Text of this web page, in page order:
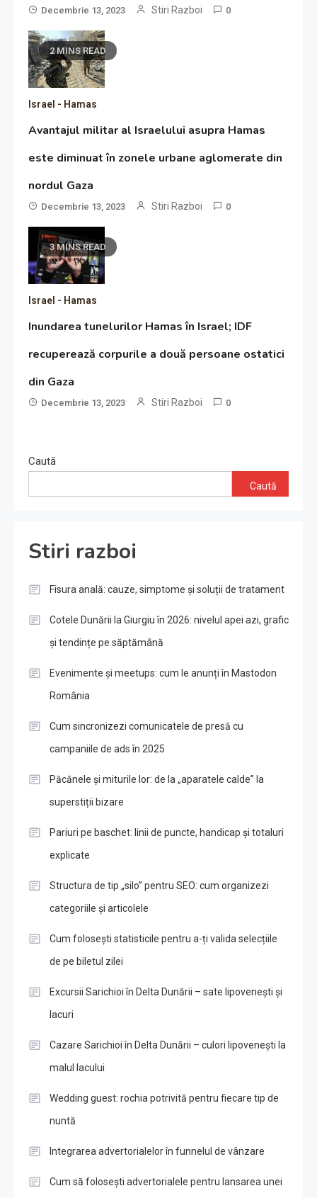
Decembrie 13, 2023 Stiri Razboi 0
2 MINS READ
Israel - Hamas
Avantajul militar al Israelului asupra Hamas
este diminuat în zonele urbane aglomerate din
nordul Gaza
Decembrie 13, 2023 Stiri Razboi 0
3 MINS READ
Israel - Hamas
Inundarea tunelurilor Hamas în Israel; IDF
recuperează corpurile a două persoane ostatici
din Gaza
Decembrie 13, 2023 Stiri Razboi 0
Caută
Caută
Stiri razboi
Fisura anală: cauze, simptome și soluții de tratament
Cotele Dunării la Giurgiu în 2026: nivelul apei azi, grafic
și tendințe pe săptămână
Evenimente și meetups: cum le anunți în Mastodon
România
Cum sincronizezi comunicatele de presă cu
campaniile de ads în 2025
Păcănele și miturile lor: de la „aparatele calde” la
superstiții bizare
Pariuri pe baschet: linii de puncte, handicap și totaluri
explicate
Structura de tip „silo” pentru SEO: cum organizezi
categoriile și articolele
Cum folosești statisticile pentru a-ți valida selecțiile
de pe biletul zilei
Excursii Sarichioi în Delta Dunării – sate lipovenești și
lacuri
Cazare Sarichioi în Delta Dunării – culori lipovenești la
malul lacului
Wedding guest: rochia potrivită pentru fiecare tip de
nuntă
Integrarea advertorialelor în funnelul de vânzare
Cum să folosești advertorialele pentru lansarea unei